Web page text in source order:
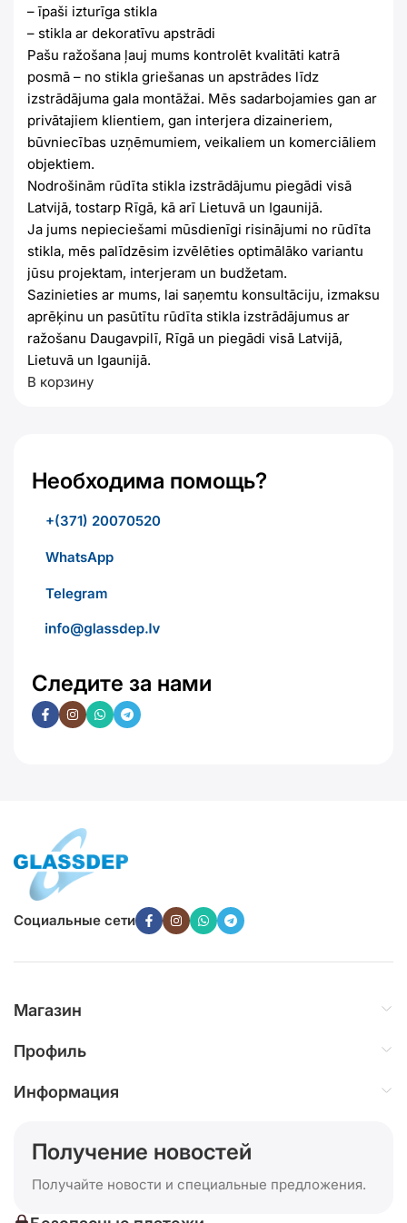
– īpaši izturīga stikla
– stikla ar dekoratīvu apstrādi
Pašu ražošana ļauj mums kontrolēt kvalitāti katrā
posmā – no stikla griešanas un apstrādes līdz
izstrādājuma gala montāžai. Mēs sadarbojamies gan ar
privātajiem klientiem, gan interjera dizaineriem,
būvniecības uzņēmumiem, veikaliem un komerciāliem
objektiem.
Nodrošinām rūdīta stikla izstrādājumu piegādi visā
Latvijā, tostarp Rīgā, kā arī Lietuvā un Igaunijā.
Ja jums nepieciešami mūsdienīgi risinājumi no rūdīta
stikla, mēs palīdzēsim izvēlēties optimālāko variantu
jūsu projektam, interjeram un budžetam.
Sazinieties ar mums, lai saņemtu konsultāciju, izmaksu
aprēķinu un pasūtītu rūdīta stikla izstrādājumus ar
ražošanu Daugavpilī, Rīgā un piegādi visā Latvijā,
Lietuvā un Igaunijā.
В корзину
Необходима помощь?
+(371) 20070520
WhatsApp
Telegram
Следите за нами
Социальные сети
Магазин
Профиль
Информация
Получение новостей
Получайте новости и специальные предложения.